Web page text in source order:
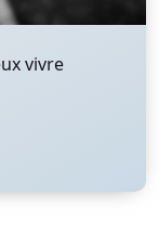
vivre